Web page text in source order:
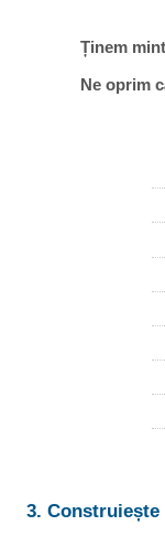
Ținem
Ne oprim
3.